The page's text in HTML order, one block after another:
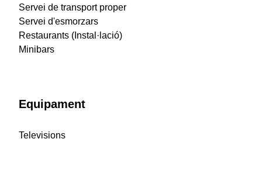
Servei de transport proper
Servei d'esmorzars
Restaurants (Instal·lació)
Minibars
Equipament
Televisions